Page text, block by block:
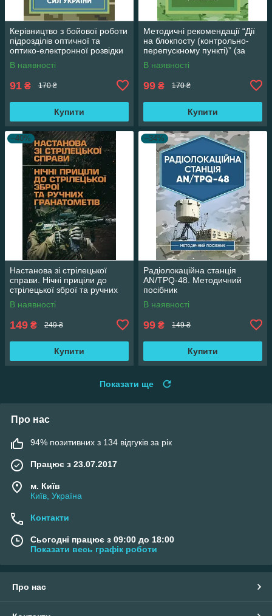
Керівництво з бойової роботи
підрозділів оптичної та
оптико-електронної розвідки
ракетних військ і артилерії
В наявності
91 ₴ 170 ₴
Купити
Методичні рекомендації “Дії
на блокпосту (контрольно-
перепускному пункті)” (за
досвідом проведення ООС
(раніше
В наявності
99 ₴ 170 ₴
Купити
–40%
Настанова зі стрілецької
справи. Нічні приціли до
стрілецької зброї та ручних
гранатометів
В наявності
149 ₴ 249 ₴
Купити
–34%
Радіолокаційна станція
AN/TPQ-48. Методичний
посібник
В наявності
99 ₴ 149 ₴
Купити
Показати ще
Про нас
94% позитивних з 134 відгуків за рік
Працює з 23.07.2017
м. Київ
Київ, Україна
Контакти
Сьогодні працює з 09:00 до 18:00
Показати весь графік роботи
Про нас